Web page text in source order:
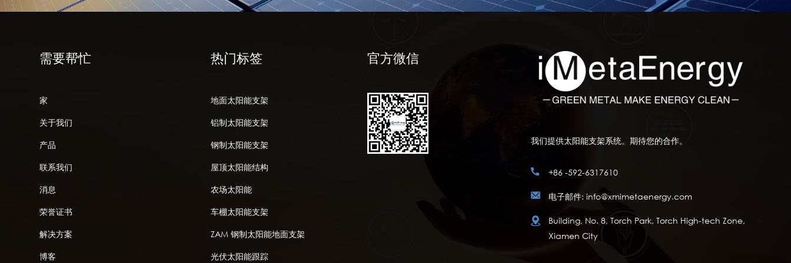
需要帮忙
家
关于我们
产品
联系我们
消息
荣誉证书
解决方案
博客
热门标签
地面太阳能支架
铝制太阳能支架
钢制太阳能支架
屋顶太阳能结构
农场太阳能
车棚太阳能支架
ZAM 钢制太阳能地面支架
光伏太阳能跟踪
官方微信
我们提供太阳能支架系统。期待您的合作。
+86 -592-6317610
电子邮件: info@xmimetaenergy.com
Building, No. 8, Torch Park, Torch High-tech Zone,
Xiamen City